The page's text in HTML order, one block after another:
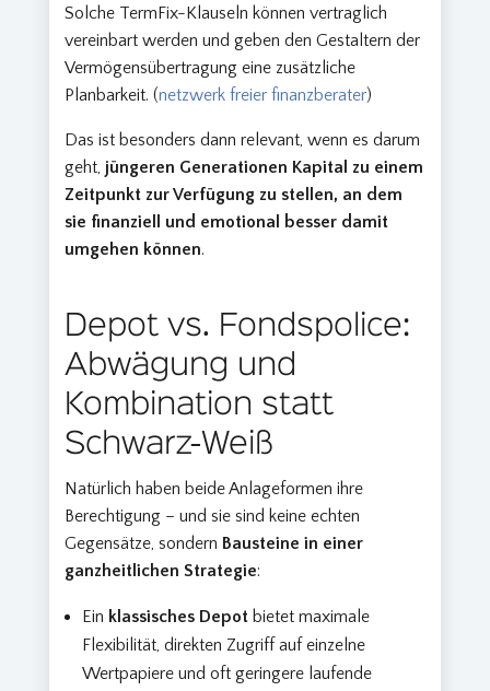
Solche TermFix-Klauseln können vertraglich
vereinbart werden und geben den Gestaltern der
Vermögensübertragung eine zusätzliche
Planbarkeit. (netzwerk freier finanzberater)
Das ist besonders dann relevant, wenn es darum
geht, jüngeren Generationen Kapital zu einem
Zeitpunkt zur Verfügung zu stellen, an dem
sie finanziell und emotional besser damit
umgehen können.
Depot vs. Fondspolice:
Abwägung und
Kombination statt
Schwarz-Weiß
Natürlich haben beide Anlageformen ihre
Berechtigung – und sie sind keine echten
Gegensätze, sondern Bausteine in einer
ganzheitlichen Strategie:
Ein klassisches Depot bietet maximale
Flexibilität, direkten Zugriff auf einzelne
Wertpapiere und oft geringere laufende